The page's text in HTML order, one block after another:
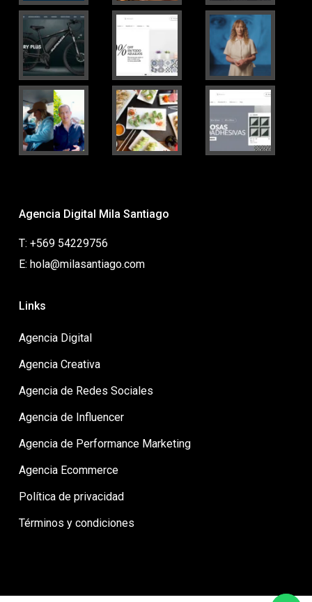
Agencia Digital Mila Santiago
T: +569 54229756
E: hola@milasantiago.com
Links
Agencia Digital
Agencia Creativa
Agencia de Redes Sociales
Agencia de Influencer
Agencia de Performance Marketing
Agencia Ecommerce
Política de privacidad
Términos y condiciones